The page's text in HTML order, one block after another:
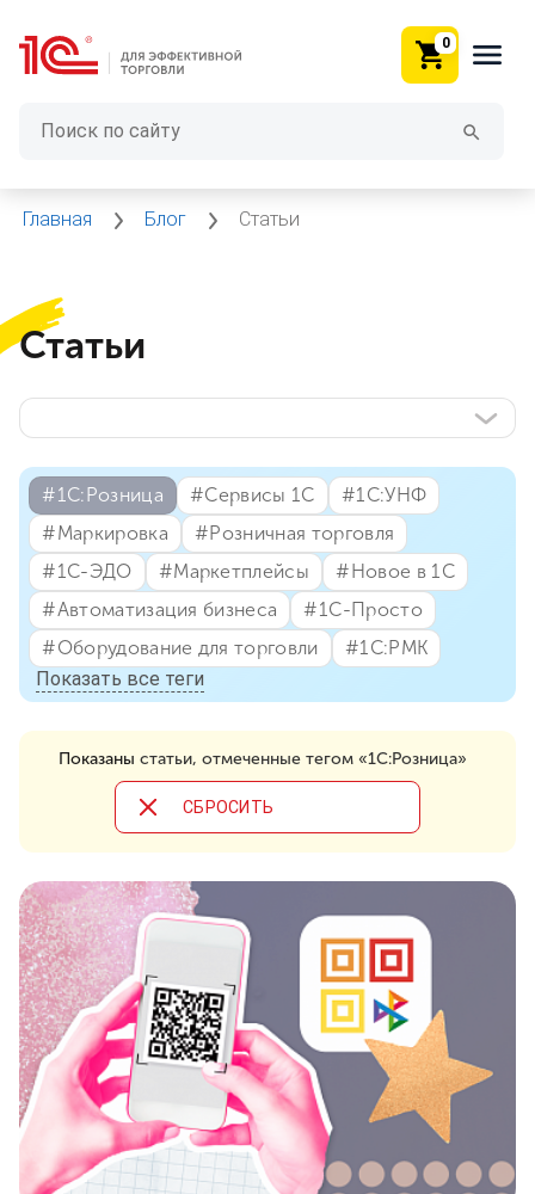
0
Главная Блог Статьи
Статьи
#⁣1С:Розница #⁣Сервисы 1С
#⁣1С:УНФ
#⁣Маркировка
#⁣Розничная торговля
#⁣1С-ЭДО
#⁣Маркетплейсы
#⁣Новое в 1С
#⁣Автоматизация бизнеса
#⁣1С-Просто
#⁣Оборудование для торговли
#⁣1С:РМК
Показать все теги
Показаны статьи, отмеченные тегом «1С:Розница»
CБРОСИТЬ